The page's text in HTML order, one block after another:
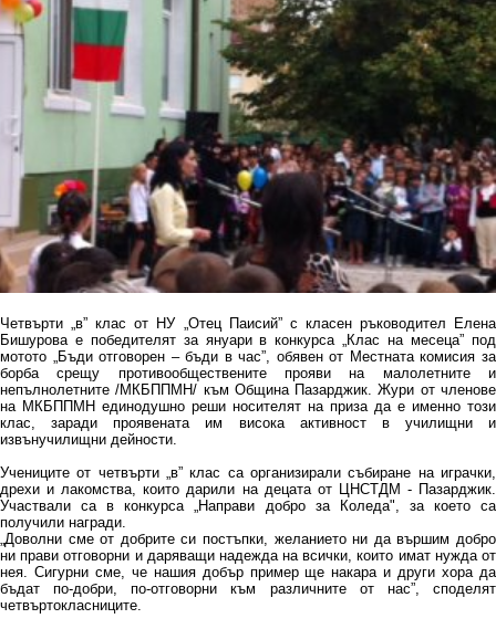
Четвърти „в” клас от НУ „Отец Паисий” с класен ръководител Елена
Бишурова е победителят за януари в конкурса „Клас на месеца” под
мотото „Бъди отговорен – бъди в час”, обявен от Местната комисия за
борба срещу противообществените прояви на малолетните и
непълнолетните /МКБППМН/ към Община Пазарджик. Жури от членове
на МКБППМН единодушно реши носителят на приза да е именно този
клас, заради проявената им висока активност в училищни и
извънучилищни дейности.
Учениците от четвърти „в” клас са организирали събиране на играчки,
дрехи и лакомства, които дарили на децата от ЦНСТДМ - Пазарджик.
Участвали са в конкурса „Направи добро за Коледа", за което са
получили награди.
„Доволни сме от добрите си постъпки, желанието ни да вършим добро
ни прави отговорни и даряващи надежда на всички, които имат нужда от
нея. Сигурни сме, че нашия добър пример ще накара и други хора да
бъдат по-добри, по-отговорни към различните от нас”, споделят
четвъртокласниците.